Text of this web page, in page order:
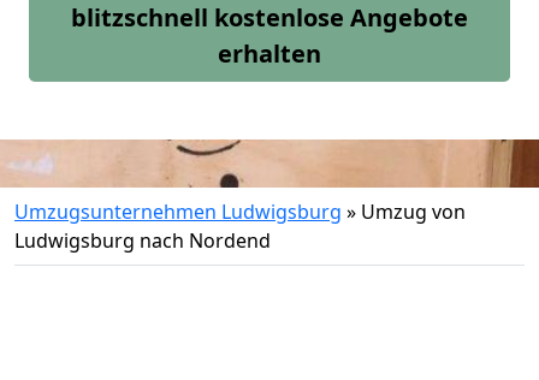
blitzschnell kostenlose Angebote
erhalten
Umzugsunternehmen Ludwigsburg » Umzug von
Ludwigsburg nach Nordend